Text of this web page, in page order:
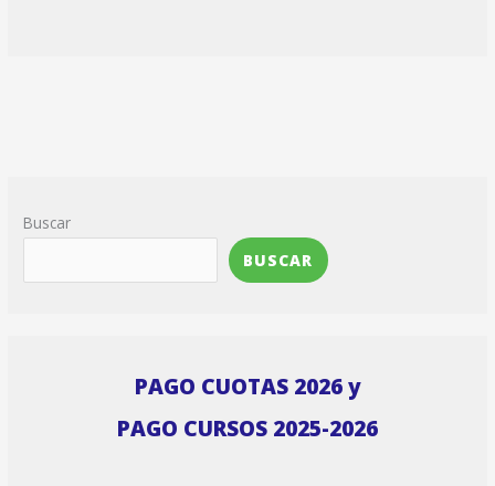
Buscar
BUSCAR
PAGO CUOTAS 2026 y
PAGO CURSOS 2025-2026